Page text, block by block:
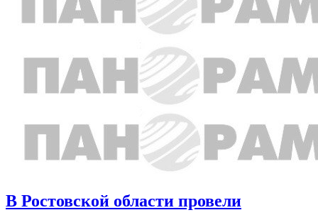
В Ростовской области провели